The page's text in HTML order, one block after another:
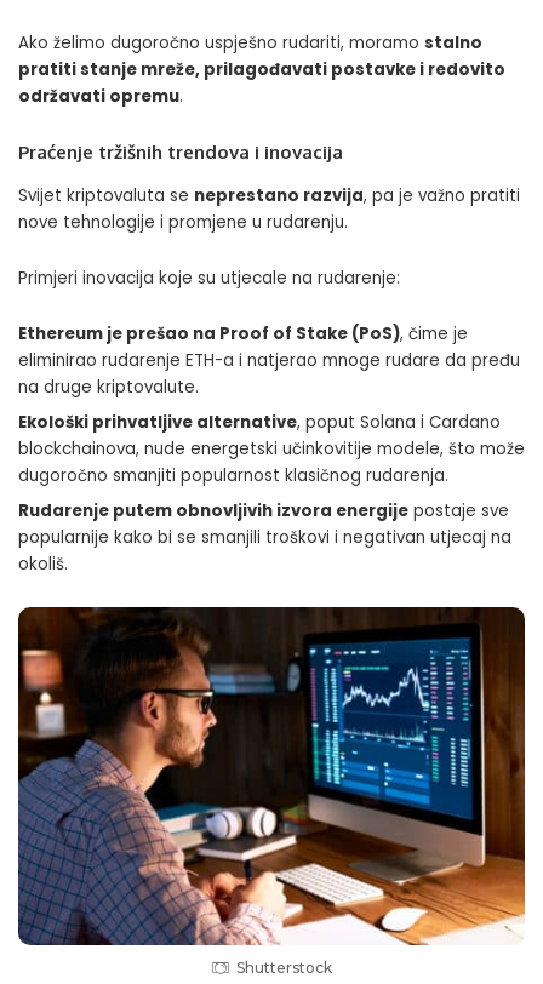
Ako želimo dugoročno uspješno rudariti, moramo stalno
pratiti stanje mreže, prilagođavati postavke i redovito
održavati opremu.
Praćenje tržišnih trendova i inovacija
Svijet kriptovaluta se neprestano razvija, pa je važno pratiti
nove tehnologije i promjene u rudarenju.
Primjeri inovacija koje su utjecale na rudarenje:
Ethereum je prešao na Proof of Stake (PoS), čime je
eliminirao rudarenje ETH-a i natjerao mnoge rudare da pređu
na druge kriptovalute.
Ekološki prihvatljive alternative, poput Solana i Cardano
blockchainova, nude energetski učinkovitije modele, što može
dugoročno smanjiti popularnost klasičnog rudarenja.
Rudarenje putem obnovljivih izvora energije postaje sve
popularnije kako bi se smanjili troškovi i negativan utjecaj na
okoliš.
Shutterstock